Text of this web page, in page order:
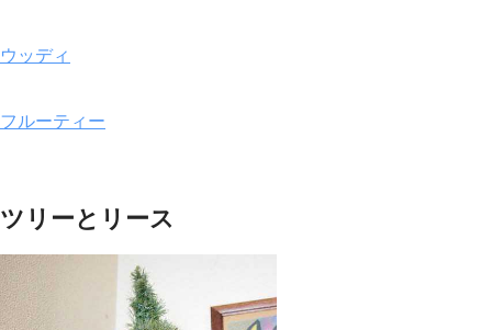
ウッディ
フルーティー
ツリーとリース